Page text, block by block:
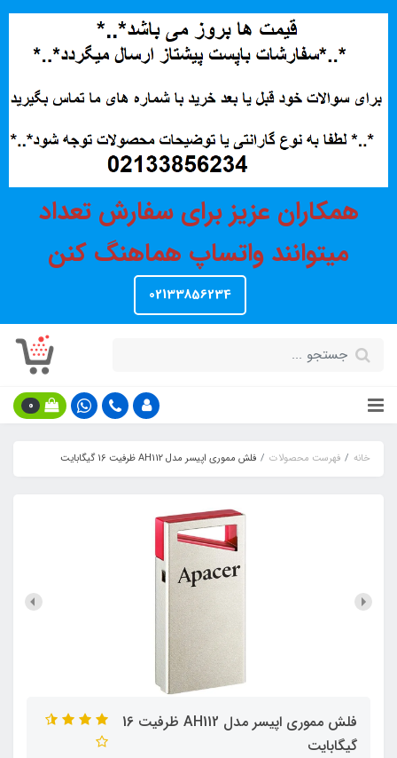
همکاران عزیز برای سفارش تعداد
میتوانند واتساپ هماهنگ کنن
02133856234
0
خانه فهرست محصولات فلش مموری اپیسر مدل AH112 ظرفیت 16 گیگابایت
فلش مموری اپیسر مدل AH112 ظرفیت 16
گیگابایت